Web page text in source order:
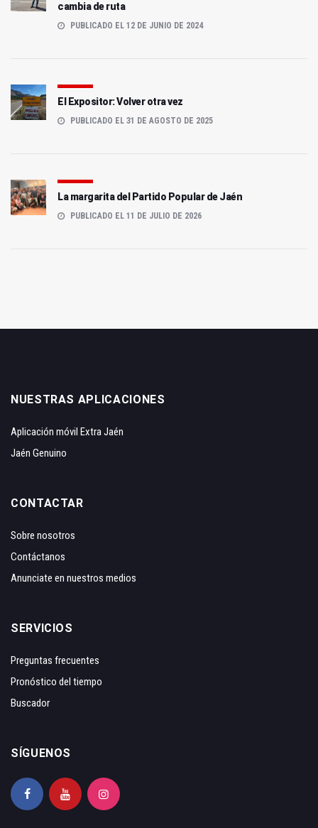
cambia de ruta
PUBLICADO EL 12 DE JUNIO DE 2024
El Expositor: Volver otra vez
PUBLICADO EL 31 DE AGOSTO DE 2025
La margarita del Partido Popular de Jaén
PUBLICADO EL 11 DE JULIO DE 2026
NUESTRAS APLICACIONES
Aplicación móvil Extra Jaén
Jaén Genuino
CONTACTAR
Sobre nosotros
Contáctanos
Anunciate en nuestros medios
SERVICIOS
Preguntas frecuentes
Pronóstico del tiempo
Buscador
SÍGUENOS